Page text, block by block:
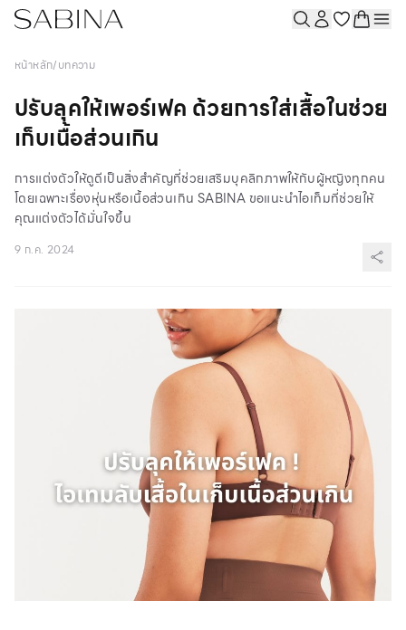
หน้าหลัก/บทความ
ปรับลุคให้เพอร์เฟค ด้วยการใส่เสื้อในช่วย
เก็บเนื้อส่วนเกิน
การแต่งตัวให้ดูดีเป็นสิ่งสำคัญที่ช่วยเสริมบุคลิกภาพให้กับผู้หญิงทุกคน
โดยเฉพาะเรื่องหุ่นหรือเนื้อส่วนเกิน SABINA ขอแนะนำไอเท็มที่ช่วยให้
คุณแต่งตัวได้มั่นใจขึ้น
9 ก.ค. 2024